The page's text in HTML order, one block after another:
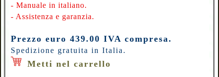
- Manuale in italiano.
- Assistenza e garanzia.
Prezzo euro 439.00 IVA compresa.
Spedizione gratuita in Italia.
Metti nel carrello